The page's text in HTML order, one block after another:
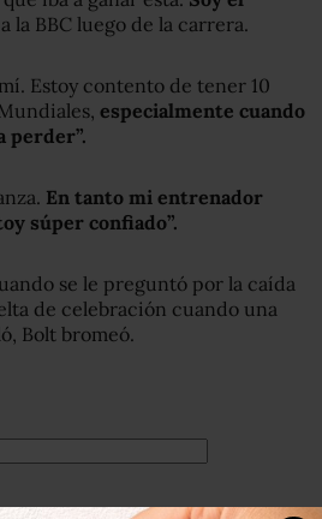
la BBC luego de la carrera.
Estoy contento de tener 10
especialmente cuando
perder”.
En tanto mi entrenador
súper confiado”.
se le preguntó por la caída
de celebración cuando una
Bolt bromeó.